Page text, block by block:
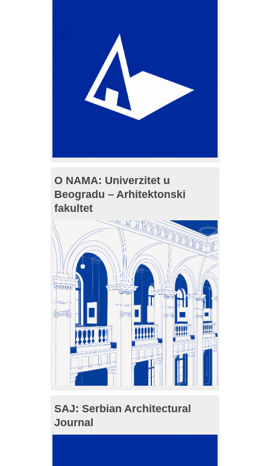
O NAMA: Univerzitet u
Beogradu – Arhitektonski
fakultet
SAJ: Serbian Architectural
Journal